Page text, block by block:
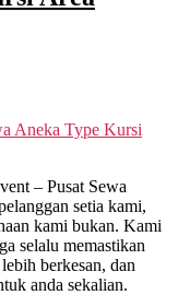
Aneka Type Kursi
– Pusat Sewa
setia kami,
kami bukan. Kami
selalu memastikan
berkesan, dan
anda sekalian.